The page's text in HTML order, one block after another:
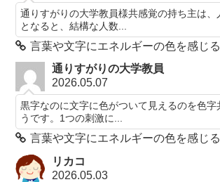
通りすがりの大学教員様共感覚の持ち主は、
となると、結構な人数...
言葉や文字にエネルギーの色を感じる
通りすがりの大学教員
2026.05.07
黒字なのに文字に色がついて見えるのを色字
うです。1つの刺激に...
言葉や文字にエネルギーの色を感じる
リカコ
2026.05.03